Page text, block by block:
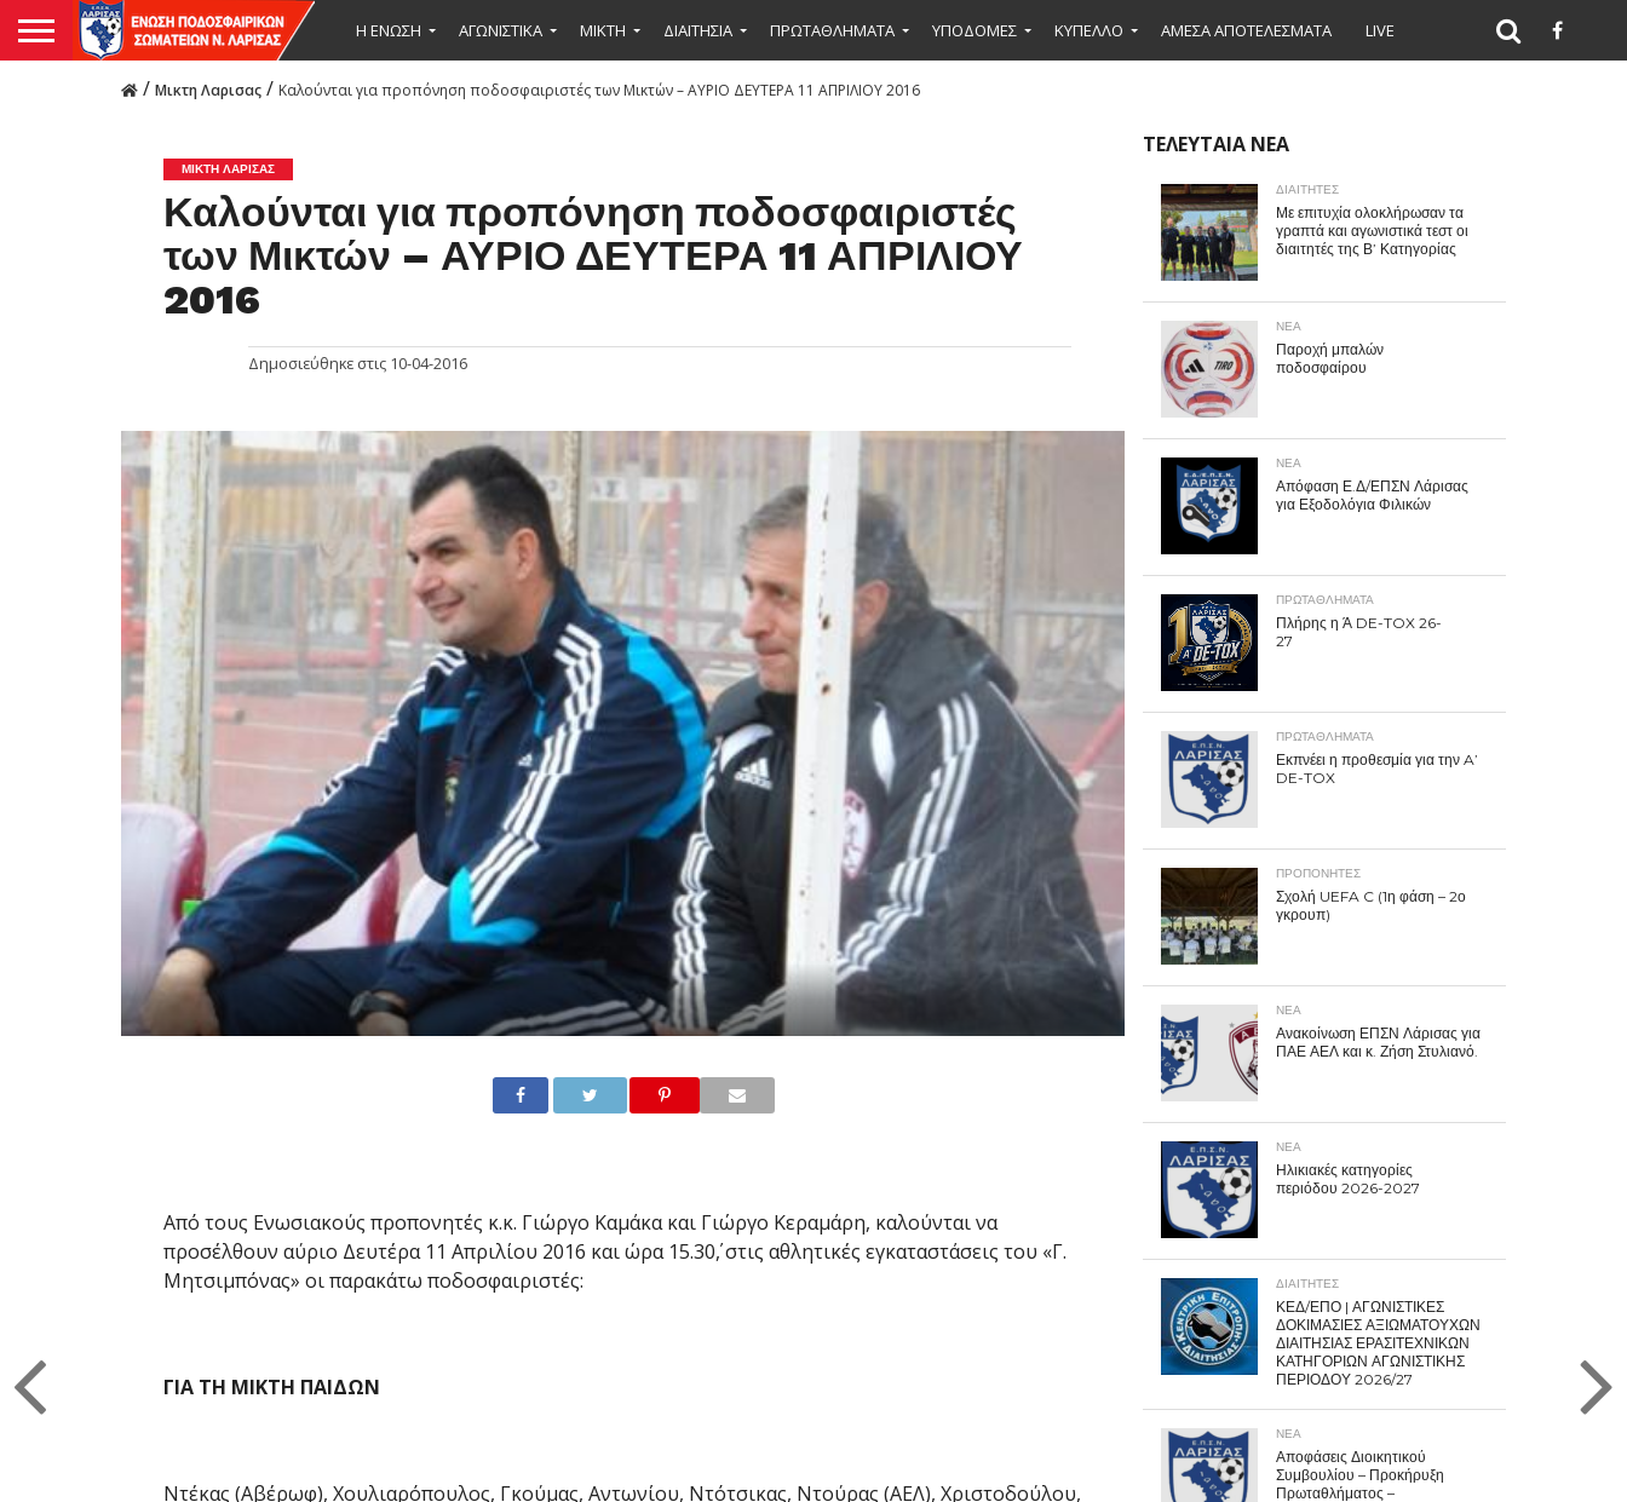
Η ΕΝΩΣΗ ΑΓΩΝΙΣΤΙΚΑ ΜΙΚΤΉ ΔΙΑΙΤΗΣΙΑ ΠΡΩΤΑΘΛΗΜΑΤΑ ΥΠΟΔΟΜΕΣ ΚΥΠΕΛΛΟ ΑΜΕΣΑ ΑΠΟΤΕΛΕΣΜΑΤΑ LIVE
/ Μικτη Λαρισας / Καλούνται για προπόνηση ποδοσφαιριστές των Μικτών – ΑΥΡΙΟ ΔΕΥΤΕΡΑ 11 ΑΠΡΙΛΙΟΥ 2016
ΜΙΚΤΗ ΛΑΡΙΣΑΣ
Καλούνται για προπόνηση ποδοσφαιριστές
των Μικτών – ΑΥΡΙΟ ΔΕΥΤΕΡΑ 11 ΑΠΡΙΛΙΟΥ
2016
Δημοσιεύθηκε στις 10-04-2016
Από τους Ενωσιακούς προπονητές κ.κ. Γιώργο Καμάκα και Γιώργο Κεραμάρη, καλούνται να
προσέλθουν αύριο Δευτέρα 11 Απριλίου 2016 και ώρα 15.30΄, στις αθλητικές εγκαταστάσεις του «Γ.
Μητσιμπόνας» οι παρακάτω ποδοσφαιριστές:
ΓΙΑ ΤΗ ΜΙΚΤΗ ΠΑΙΔΩΝ
Ντέκας (Αβέρωφ), Χουλιαρόπουλος, Γκούμας, Αντωνίου, Ντότσικας, Ντούρας (ΑΕΛ), Χριστοδούλου,
ΤΕΛΕΥΤΑΙΑ ΝΕΑ
ΔΙΑΙΤΗΤΕΣ
Με επιτυχία ολοκλήρωσαν τα
γραπτά και αγωνιστικά τεστ οι
διαιτητές της Β’ Κατηγορίας
ΝΕΑ
Παροχή μπαλών
ποδοσφαίρου
ΝΕΑ
Απόφαση Ε.Δ/ΕΠΣΝ Λάρισας
για Εξοδολόγια Φιλικών
ΠΡΩΤΑΘΛΉΜΑΤΑ
Πλήρης η Ά DE-TOX 26-
27
ΠΡΩΤΑΘΛΉΜΑΤΑ
Εκπνέει η προθεσμία για την A’
DE-TOX
ΠΡΟΠΟΝΗΤΈΣ
Σχολή UEFA C (1η φάση – 2ο
γκρουπ)
ΝΕΑ
Ανακοίνωση ΕΠΣΝ Λάρισας για
ΠΑΕ ΑΕΛ και κ. Ζήση Στυλιανό.
ΝΕΑ
Ηλικιακές κατηγορίες
περιόδου 2026-2027
ΔΙΑΙΤΗΤΕΣ
ΚΕΔ/ΕΠΟ | ΑΓΩΝΙΣΤΙΚΕΣ
ΔΟΚΙΜΑΣΙΕΣ ΑΞΙΩΜΑΤΟΥΧΩΝ
ΔΙΑΙΤΗΣΙΑΣ ΕΡΑΣΙΤΕΧΝΙΚΩΝ
ΚΑΤΗΓΟΡΙΩΝ ΑΓΩΝΙΣΤΙΚΗΣ
ΠΕΡΙΟΔΟΥ 2026/27
ΝΕΑ
Αποφάσεις Διοικητικού
Συμβουλίου – Προκήρυξη
Πρωταθλήματος –